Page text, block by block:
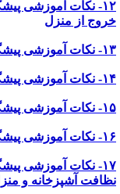
۱۲- نکات آموزشی
از منزل
از کرونا ویروس در آرایشگاه ها
کرونا در مراکز خرید و فروشگاه ها
از کرونا ویروس در مهمانی
از کرونا در هنگام مسافرت
۱۷- نکات آموزشی
آشپزخانه و منزل